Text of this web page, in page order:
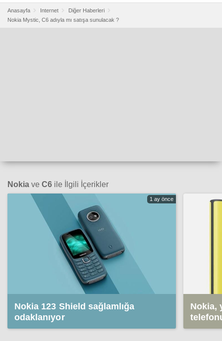
Anasayfa Internet
Diğer Haberleri
Nokia Mystic, C6 adıyla mı satışa sunulacak ?
Nokia ve C6 ile İlgili İçerikler
1 ay önce
Nokia 123 Shield sağlamlığa
odaklanıyor
Nokia,